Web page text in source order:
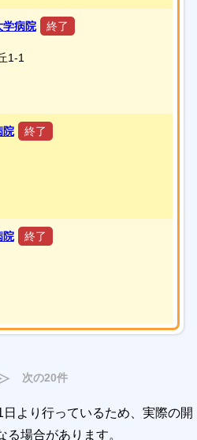
学病院
終了
1-1
院
終了
院
終了
次の20件
より行っているため、実際の開
る場合があります。